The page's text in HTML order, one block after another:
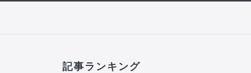
記事ランキング